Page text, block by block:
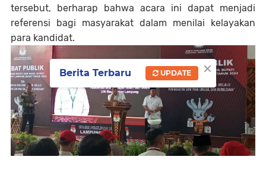
tersebut, berharap bahwa acara ini dapat menjadi
referensi bagi masyarakat dalam menilai kelayakan
para kandidat.
×
Berita Terbaru UPDATE